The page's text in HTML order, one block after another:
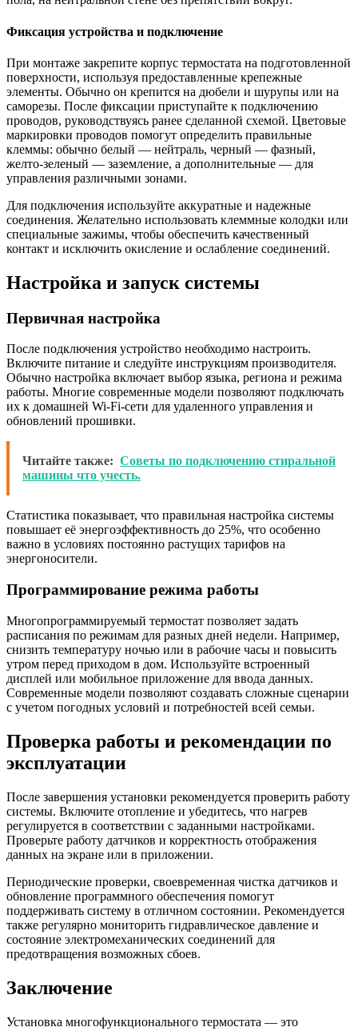
Фиксация устройства и подключение
При монтаже закрепите корпус термостата на подготовленной
поверхности, используя предоставленные крепежные
элементы. Обычно он крепится на дюбели и шурупы или на
саморезы. После фиксации приступайте к подключению
проводов, руководствуясь ранее сделанной схемой. Цветовые
маркировки проводов помогут определить правильные
клеммы: обычно белый — нейтраль, черный — фазный,
желто-зеленый — заземление, а дополнительные — для
управления различными зонами.
Для подключения используйте аккуратные и надежные
соединения. Желательно использовать клеммные колодки или
специальные зажимы, чтобы обеспечить качественный
контакт и исключить окисление и ослабление соединений.
Настройка и запуск системы
Первичная настройка
После подключения устройство необходимо настроить.
Включите питание и следуйте инструкциям производителя.
Обычно настройка включает выбор языка, региона и режима
работы. Многие современные модели позволяют подключать
их к домашней Wi-Fi-сети для удаленного управления и
обновлений прошивки.
Читайте также: Советы по подключению стиральной
машины что учесть.
Статистика показывает, что правильная настройка системы
повышает её энергоэффективность до 25%, что особенно
важно в условиях постоянно растущих тарифов на
энергоносители.
Программирование режима работы
Многопрограммируемый термостат позволяет задать
расписания по режимам для разных дней недели. Например,
снизить температуру ночью или в рабочие часы и повысить
утром перед приходом в дом. Используйте встроенный
дисплей или мобильное приложение для ввода данных.
Современные модели позволяют создавать сложные сценарии
с учетом погодных условий и потребностей всей семьи.
Проверка работы и рекомендации по
эксплуатации
После завершения установки рекомендуется проверить работу
системы. Включите отопление и убедитесь, что нагрев
регулируется в соответствии с заданными настройками.
Проверьте работу датчиков и корректность отображения
данных на экране или в приложении.
Периодические проверки, своевременная чистка датчиков и
обновление программного обеспечения помогут
поддерживать систему в отличном состоянии. Рекомендуется
также регулярно мониторить гидравлическое давление и
состояние электромеханических соединений для
предотвращения возможных сбоев.
Заключение
Установка многофункционального термостата — это